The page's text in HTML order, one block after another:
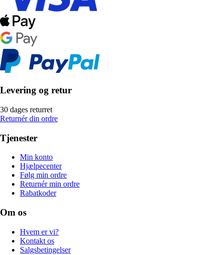
Levering og retur
30 dages returret
Returnér din ordre
Tjenester
Min konto
Hjælpecenter
Følg min ordre
Returnér min ordre
Rabatkoder
Om os
Hvem er vi?
Kontakt os
Salgsbetingelser